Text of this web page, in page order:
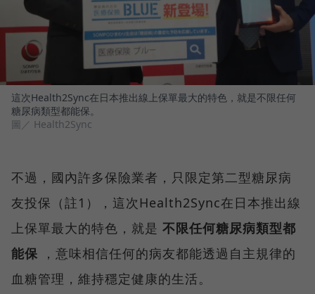
這次Health2Sync在日本推出線上保單最大的特色，就是不限任何
糖尿病類型都能保。
圖／ Health2Sync
不過，國內許多保險業者，只限定第二型糖尿病
友投保（註1），這次Health2Sync在日本推出線
上保單最大的特色，就是 不限任何糖尿病類型都
能保 ，意味相信任何的病友都能透過自主規律的
血糖管理，維持穩定健康的生活。